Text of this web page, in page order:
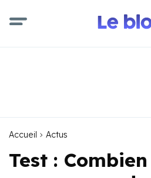
Accueil Actus
Test :